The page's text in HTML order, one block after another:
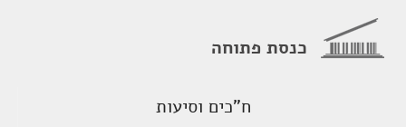
כנסת פתוחה
ח"כים וסיעות